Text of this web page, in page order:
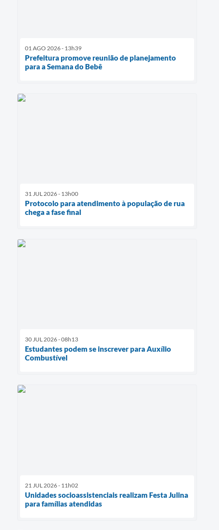
01 AGO 2026 - 13h39
Prefeitura promove reunião de planejamento
para a Semana do Bebê
31 JUL 2026 - 13h00
Protocolo para atendimento à população de rua
chega a fase final
30 JUL 2026 - 08h13
Estudantes podem se inscrever para Auxílio
Combustível
21 JUL 2026 - 11h02
Unidades socioassistenciais realizam Festa Julina
para famílias atendidas